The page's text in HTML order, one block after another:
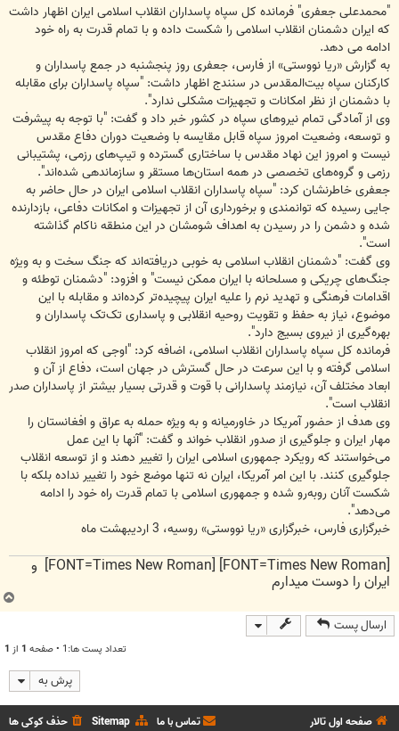
ت
"محمدعلی جعفری" فرمانده کل سپاه پاسداران انقلاب اسلامی ایران اظهار داشت
که ایران دشمنان انقلاب اسلامی را شکست داده و با تمام قدرت به راه خود
ادامه می دهد.
به گزارش «ریا نووستی» از فارس، جعفری روز پنجشنبه در جمع پاسداران و
کارکنان سپاه بیت‌المقدس در سنندج اظهار داشت: "سپاه پاسداران برای مقابله
با دشمنان از نظر امکانات و تجهیزات مشکلی ندارد"‌.
وی از آمادگی تمام نیروهای سپاه در کشور خبر داد و گفت: "با توجه به پیشرفت
و توسعه، وضعیت امروز سپاه قابل مقایسه با وضعیت دوران دفاع مقدس
نیست و امروز این نهاد مقدس با ساختاری گسترده و تیپ‌های رزمی، پشتیبانی
رزمی و گروه‌های تخصصی در همه استان‌ها مستقر و سازماندهی شده‌اند".
جعفری خاطرنشان کرد: "سپاه پاسداران انقلاب اسلامی ایران در حال حاضر به
جایی رسیده که توانمندی و برخورداری آن از تجهیزات و امکانات دفاعی، بازدارنده
شده و دشمن را در رسیدن به اهداف شومشان در این منطقه ناکام گذاشته
است".
وی گفت: "دشمنان انقلاب اسلامی به خوبی دریافته‌اند که جنگ سخت و به ویژه
جنگ‌های چریکی و مسلحانه با ‌ایران ممکن نیست" و افزود: "دشمنان توطئه و
اقدامات فرهنگی و تهدید نرم را علیه ایران پیچیده‌تر کرده‌اند و مقابله با این
موضوع، نیاز به حفظ و تقویت روحیه انقلابی و پاسداری تک‌تک پاسداران و
بهره‌گیری از نیروی بسیج دارد".
فرمانده کل سپاه پاسداران انقلاب اسلامی، اضافه کرد: "اوجی که امروز انقلاب
اسلامی گرفته و با این سرعت در حال گسترش در جهان است، دفاع از آن و
ابعاد مختلف آن، نیازمند پاسدارانی با قوت و قدرتی بسیار بیشتر از پاسداران صدر
انقلاب است".
وی هدف از حضور آمریکا در خاورمیانه و به ویژه حمله به عراق و افغانستان را
مهار ایران و جلوگیری از صدور انقلاب خواند و گفت: "آنها با این عمل
می‌خواستند که رویکرد جمهوری اسلامی ایران را تغییر دهند و از توسعه انقلاب
جلوگیری کنند. با این امر آمریکا، ایران نه تنها موضع خود را تغییر نداده بلکه با
شکست آنان روبه‌رو شده و جمهوری اسلامی با تمام قدرت راه خود را ادامه
می‌دهد".
خبرگزاری فارس، خبرگزاری «ریا نووستی» روسیه، 3 اردیبهشت ماه
[FONT=Times New Roman] [FONT=Times New Roman] و
ایران را دوست میدارم
ارسال پست
تعداد پست ها:1 • صفحه 1 از 1
پرش به
صفحه اول تالار حذف کوکی ها Sitemap تماس با ما